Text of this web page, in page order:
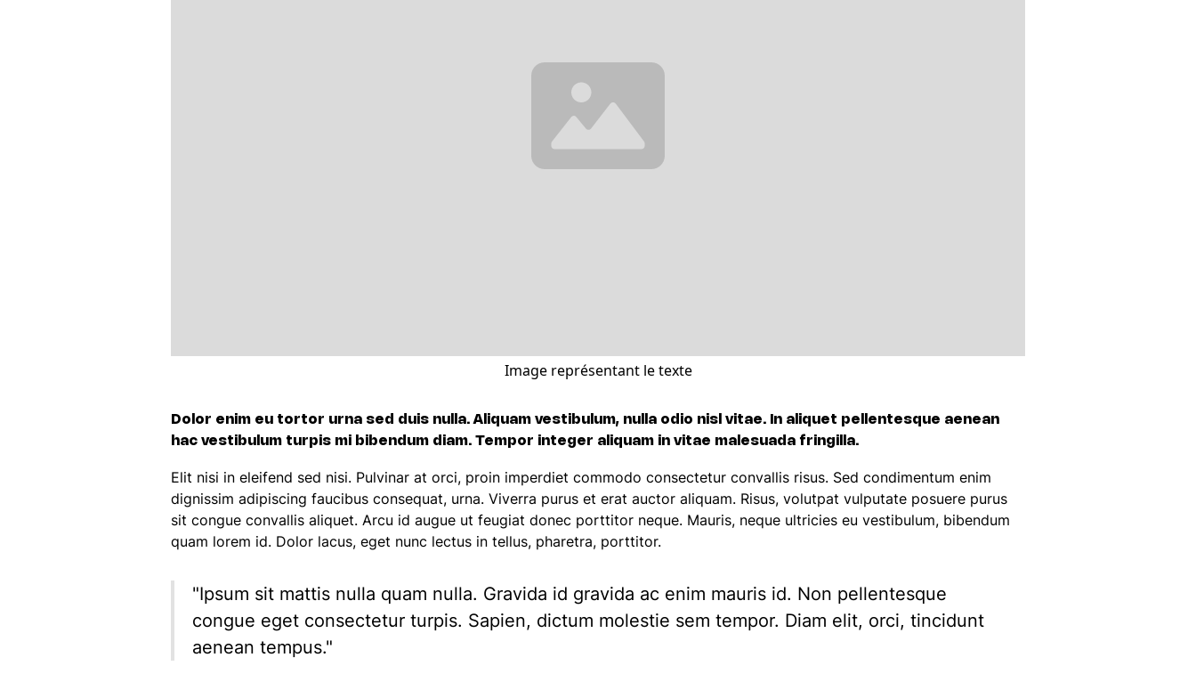
Image représentant le texte
Dolor enim eu tortor urna sed duis nulla. Aliquam vestibulum, nulla odio nisl vitae. In aliquet pellentesque aenean
hac vestibulum turpis mi bibendum diam. Tempor integer aliquam in vitae malesuada fringilla.
Elit nisi in eleifend sed nisi. Pulvinar at orci, proin imperdiet commodo consectetur convallis risus. Sed condimentum enim
dignissim adipiscing faucibus consequat, urna. Viverra purus et erat auctor aliquam. Risus, volutpat vulputate posuere purus
sit congue convallis aliquet. Arcu id augue ut feugiat donec porttitor neque. Mauris, neque ultricies eu vestibulum, bibendum
quam lorem id. Dolor lacus, eget nunc lectus in tellus, pharetra, porttitor.
"Ipsum sit mattis nulla quam nulla. Gravida id gravida ac enim mauris id. Non pellentesque
congue eget consectetur turpis. Sapien, dictum molestie sem tempor. Diam elit, orci, tincidunt
aenean tempus."